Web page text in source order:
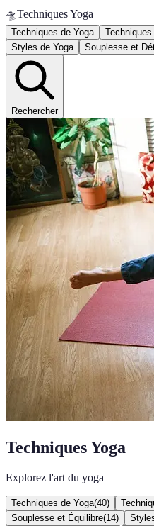
🛸Techniques Yoga
Techniques de Yoga
Styles de Yoga
Souplesse et
Rechercher
Techniques Yoga
Explorez l'art du yoga
Techniques de Yoga(40)
Souplesse et Équilibre(14)